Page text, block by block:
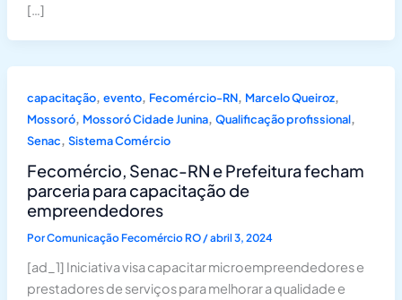
[…]
capacitação, evento, Fecomércio-RN, Marcelo Queiroz,
Mossoró, Mossoró Cidade Junina, Qualificação profissional,
Senac, Sistema Comércio
Fecomércio, Senac-RN e Prefeitura fecham
parceria para capacitação de
empreendedores
PorComunicação Fecomércio RO /abril 3, 2024
[ad_1] Iniciativa visa capacitar microempreendedores e
prestadores de serviços para melhorar a qualidade e